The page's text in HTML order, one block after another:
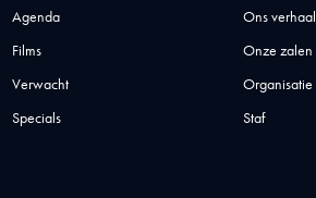
Agenda
Films
Verwacht
Specials
Ons verhaal
Onze zalen
Organisatie
Staf